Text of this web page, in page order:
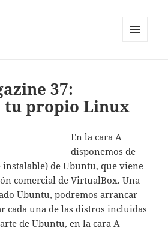
37:
tu propio Linux
En la cara A
disponemos de
de Ubuntu, que viene
comercial de VirtualBox. Una
Ubuntu, podremos arrancar
cada una de las distros incluidas
de Ubuntu, en la cara A